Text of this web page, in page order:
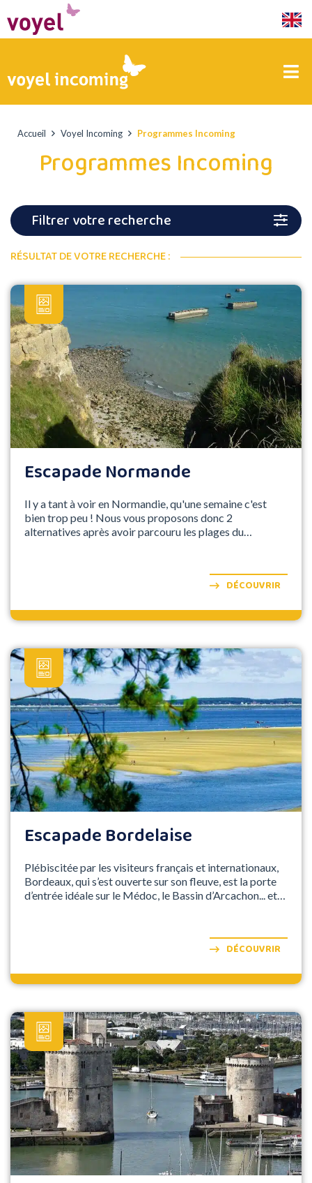
Accueil Voyel Incoming Programmes Incoming
Programmes Incoming
Filtrer votre recherche
RÉSULTAT DE VOTRE RECHERCHE :
Escapade Normande
Il y a tant à voir en Normandie, qu'une semaine c'est
bien trop peu ! Nous vous proposons donc 2
alternatives après avoir parcouru les plages du
DÉCOUVRIR
Escapade Bordelaise
Plébiscitée par les visiteurs français et internationaux,
Bordeaux, qui s’est ouverte sur son fleuve, est la porte
d’entrée idéale sur le Médoc, le Bassin d’Arcachon... et
DÉCOUVRIR